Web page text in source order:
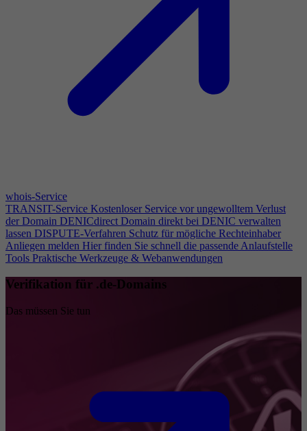
whois-Service
TRANSIT-Service Kostenloser Service vor ungewolltem Verlust
der Domain DENICdirect Domain direkt bei DENIC verwalten
lassen DISPUTE-Verfahren Schutz für mögliche Rechteinhaber
Anliegen melden Hier finden Sie schnell die passende Anlaufstelle
Tools Praktische Werkzeuge & Webanwendungen
Verifikation für .de-Domains
Das müssen Sie tun